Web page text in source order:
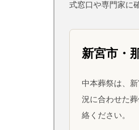
式窓口や専門家に
新宮市・
中本葬祭は、
況に合わせた
絡ください。